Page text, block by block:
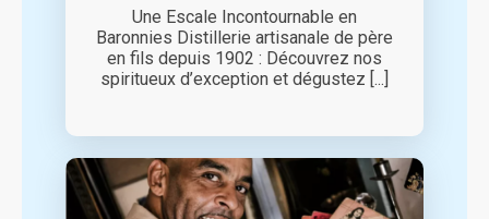
Une Escale Incontournable en
Baronnies Distillerie artisanale de père
en fils depuis 1902 : Découvrez nos
spiritueux d’exception et dégustez [...]